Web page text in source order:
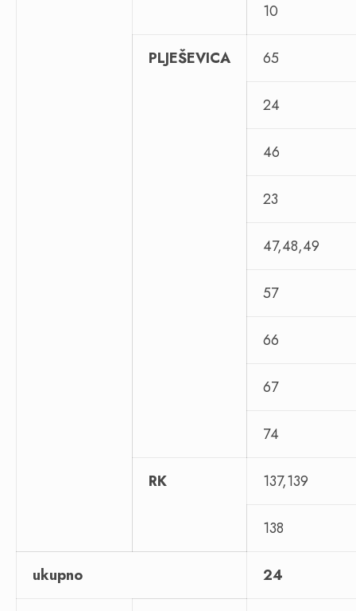
10
PLJEŠEVICA 65
24
46
23
47,48,49
57
66
67
74
RK 137,139
138
ukupno 24